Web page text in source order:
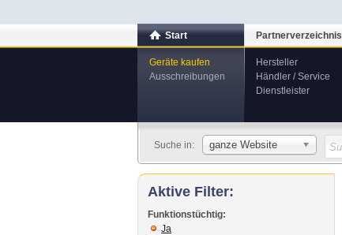
Start
Geräte kaufen
Ausschreibungen
Partnerverzeichnis
Hersteller
Händler / Service
Dienstleister
Suche in: ganze Website
Aktive Filter:
Funktionstüchtig:
Ja